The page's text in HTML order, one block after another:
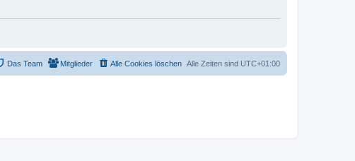
Alle Zeiten sind UTC+01:00
Alle Cookies löschen
Mitglieder
Das Team